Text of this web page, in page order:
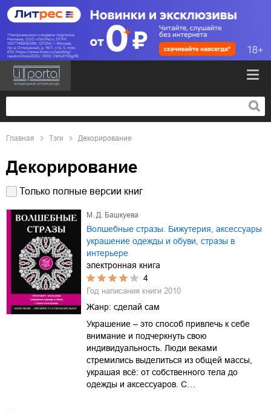
Главная Тэги Декорирование
Декорирование
Только полные версии книг
М. Д. Башкуева
Волшебные стразы. Бижутерия, аксессуары
украшение одежды и обуви, стразы в
интерьере
электронная книга
4
Год написания книги 2010
Жанр: сделай сам
Украшение – это способ привлечь к себе
внимание и подчеркнуть свою
индивидуальность. Люди веками
стремились выделиться из общей массы,
украшая всё: от собственного тела до
одежды и аксессуаров. С…